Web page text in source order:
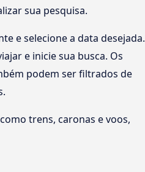
sua pesquisa.
e selecione a data desejada.
e inicie sua busca. Os
podem ser filtrados de
trens, caronas e voos,